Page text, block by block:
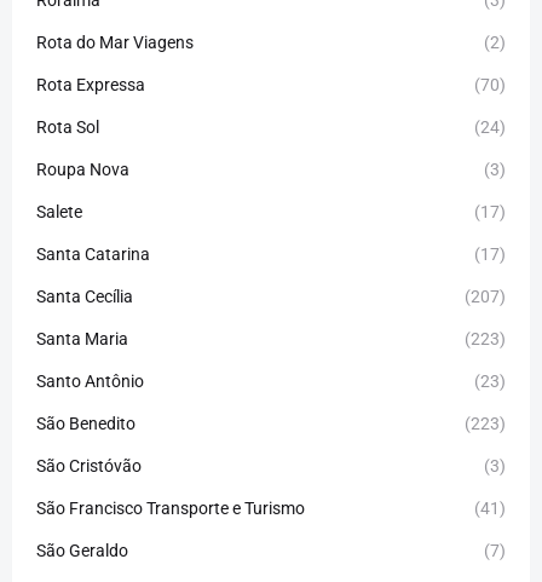
Rota do Mar Viagens (2)
Rota Expressa (70)
Rota Sol (24)
Roupa Nova (3)
Salete (17)
Santa Catarina (17)
Santa Cecília (207)
Santa Maria (223)
Santo Antônio (23)
São Benedito (223)
São Cristóvão (3)
São Francisco Transporte e Turismo (41)
São Geraldo (7)